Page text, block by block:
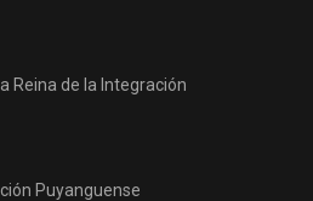
Reina de la Integración
Puyanguense